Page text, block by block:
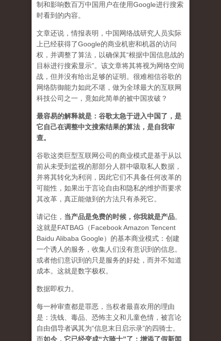
制和影响数百万中国用户在使用Google进行搜索
时看到的内容。
文章还说，情报表明，中国网络战研究人员实际
上已经获得了Google的商业机密和机器的访问
权，并调整了算法，以确保其“根据中国信息战的
目标进行搜索显示”。该文章将其将视为网络空间
战，但并没有给出足够的证明。很难相信谷歌的
网络防御能力如此不堪，做为全球最大的互联网
科技公司之一，竟如此简单的被中国攻破？
最容易的解释就是：谷歌太急于进入中国了，是
它自己在调整中文搜索结果的算法，是自我审
查。
谷歌这类巨型互联网公司的商业模式是基于从以
前从未受到监视的那部分人群中吸取私人数据，
并将其转化为利润，因此它们不具备任何改革的
可能性，如果出于言论自由和隐私的维护而要求
其改革，真正能做到的方法只有杀死它。
请记住， 当产品是免费的时候，你我就是产品。
这就是FATBAG（Facebook Amazon Tencent
Baidu Alibaba Google）的基本商业模式：创建
一个诱人的服务，收集人们没有意识到的信息。
或者他们意识到的只是服务的好处，而并不知道
成本。这就是数字极权。
数据即权力。
每一种审查都是罪恶，当权者最喜欢用的理由
是：洗钱、毒品、恐怖主义和儿童色情，被言论
自由倡导者讽其为“信息末日启示录”的四骑士。
而如今，它已经变成“六骑士”了：增添了假新闻